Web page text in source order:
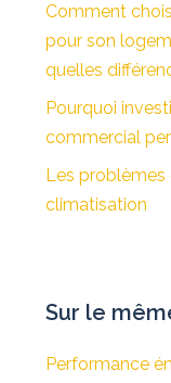
Comment
pour son
quelles
Pourquoi
commercial
Les
climatisation
Sur le
Performance